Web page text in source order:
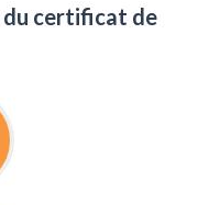
du certificat de